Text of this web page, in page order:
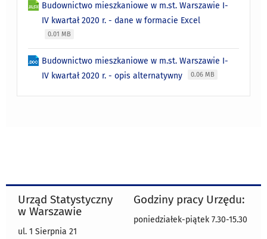
Budownictwo mieszkaniowe w m.st. Warszawie I-
IV kwartał 2020 r. - dane w formacie Excel
0.01 MB
Budownictwo mieszkaniowe w m.st. Warszawie I-
IV kwartał 2020 r. - opis alternatywny
0.06 MB
Urząd Statystyczny
w Warszawie
ul. 1 Sierpnia 21
Godziny pracy Urzędu:
poniedziałek-piątek 7.30-15.30